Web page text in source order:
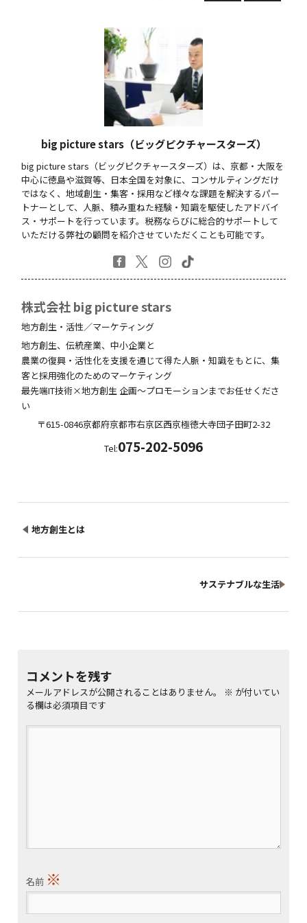
big picture stars（ビッグピクチャースターズ）
big picture stars（ビッグピクチャースターズ）は、京都・大阪を
中心に徳島や滋賀等、日本全国を対象に、コンサルティングだけ
ではなく、地域創生・集客・採用など様々な課題を解決するパー
トナーとして、人脈、積み重ねた経験・知識を駆使したアドバイ
ス・サポートを行っています。税務ならびに総合的サポートして
いただける弊社の顧問を紹介させていただくことも可能です。
株式会社 big picture stars
地方創生・活性／マーケティング
地方創生、伝統産業、中小企業と
農業の復興・活性化を支援を通じて得た人脈・知識をもとに、集
客と採用強化のためのマーケティング
最先端IT技術×地方創生 企画～プロモーションまでお任せくださ
い
〒615-0846京都府京都市右京区西京極徳大寺団子田町2-32
Tel:075-202-5096
地方創生とは
サステナブルな生活
コメントを残す
メールアドレスが公開されることはありません。 ※ が付いてい
る欄は必須項目です
名前 ※